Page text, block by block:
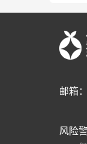
邮箱：
风险